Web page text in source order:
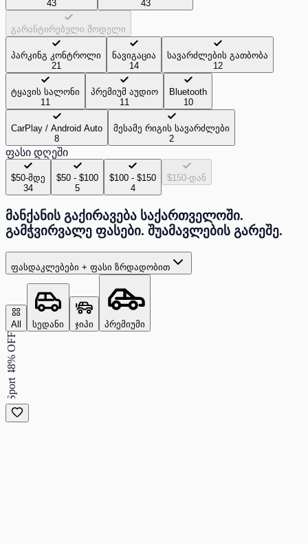
43 43
გარანტირებული მოდელი
პარკინგ კონტროლი
21
ნავიგაცია
14
სავარძლების გათბობა
12
ტყავის სალონი
11
პრემიუმ აუდიო
11
Bluetooth
10
CarPlay / Android Auto
8
მესამე რიგის სავარძლები
2
ფასი დღეში
$50-მდე
34
$50 - $100
5
$100 - $150
4
$150-დან
მანქანის გაქირავება საქართველოში.
გამჭვირვალე ფასები. შუამავლების გარეშე.
ფასდაკლებები + ფასი ზრდადობით
All სედანი ჯიპი პრემიუმი
48% OFF
Sport